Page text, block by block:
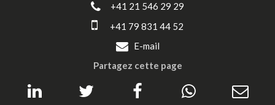
+41 21 546 29 29
+41 79 831 44 52
E-mail
Partagez cette page